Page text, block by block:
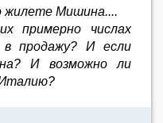
жилете Мишина....
примерно числах
в продажу? И если
И возможно ли